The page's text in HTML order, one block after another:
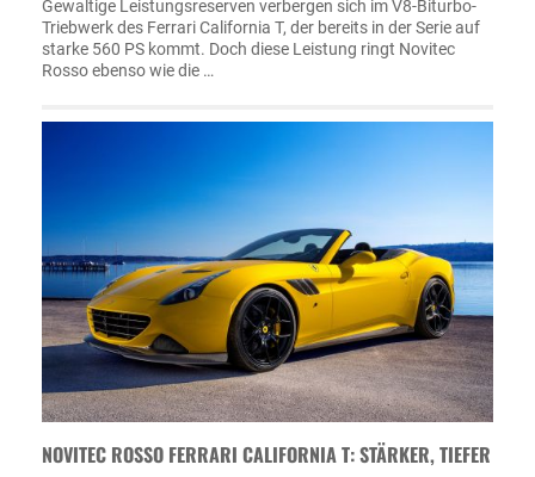
Gewaltige Leistungsreserven verbergen sich im V8-Biturbo-
Triebwerk des Ferrari California T, der bereits in der Serie auf
starke 560 PS kommt. Doch diese Leistung ringt Novitec
Rosso ebenso wie die …
NOVITEC ROSSO FERRARI CALIFORNIA T: STÄRKER, TIEFER